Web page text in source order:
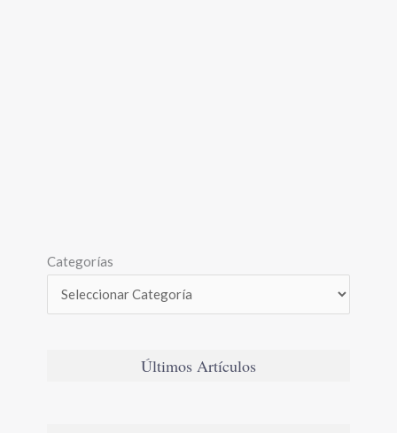
Categorías
Últimos Artículos